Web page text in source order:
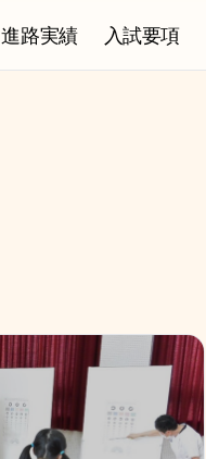
進路実績 入試要項